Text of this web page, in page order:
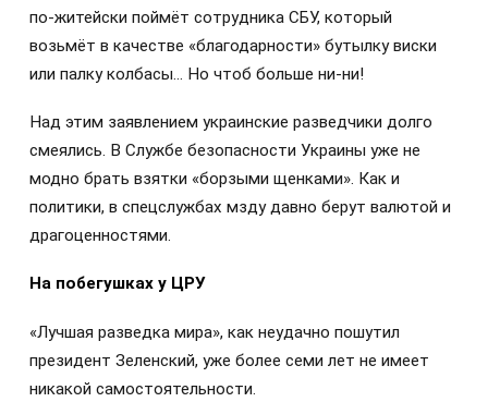
по-житейски поймёт сотрудника СБУ, который
возьмёт в качестве «благодарности» бутылку виски
или палку колбасы… Но чтоб больше ни-ни!
Над этим заявлением украинские разведчики долго
смеялись. В Службе безопасности Украины уже не
модно брать взятки «борзыми щенками». Как и
политики, в спецслужбах мзду давно берут валютой и
драгоценностями.
На побегушках у ЦРУ
«Лучшая разведка мира», как неудачно пошутил
президент Зеленский, уже более семи лет не имеет
никакой самостоятельности.